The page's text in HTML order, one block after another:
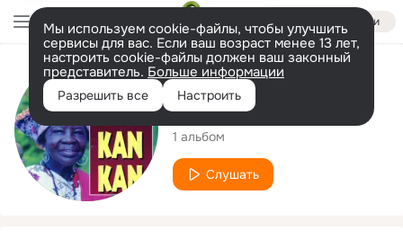
Войти
Мы используем cookie-файлы, чтобы улучшить
сервисы для вас. Если ваш возраст менее 13 лет,
настроить cookie-файлы должен ваш законный
представитель. Больше информации
Разрешить все Настроить
Исполнитель
Onderling
1 альбом
Слушать